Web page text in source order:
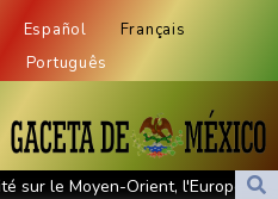
Español
Français
Português
sur le Moyen-Orient, l'Europe